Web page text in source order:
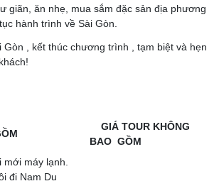
giãn, ăn nhẹ, mua sắm đặc sản địa phương
hành trình về Sài Gòn.
Gòn , kết thúc chương trình , tạm biệt và hẹn
GIÁ TOUR KHÔNG
BAO GỒM
mới máy lạnh.
đi Nam Du